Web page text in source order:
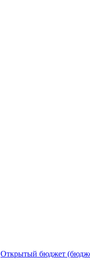
Открытый бюджет